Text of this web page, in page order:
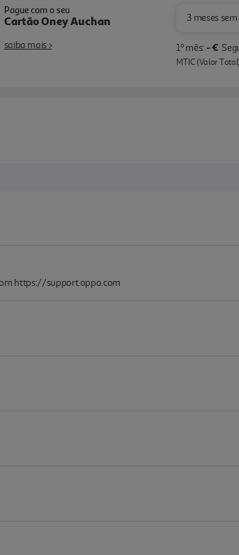
Pague com o seu
Cartão Oney Auchan
saiba mais >
3 meses
1º mês: - €
MTIC (Valor
https://support.oppo.com